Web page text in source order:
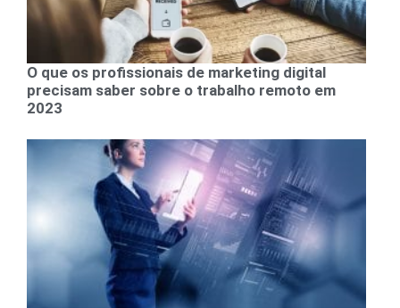
O que os profissionais de marketing digital
precisam saber sobre o trabalho remoto em
2023